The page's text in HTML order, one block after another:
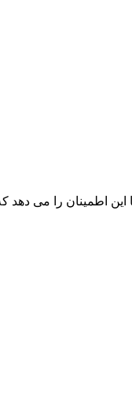
اطمینان را می دهد